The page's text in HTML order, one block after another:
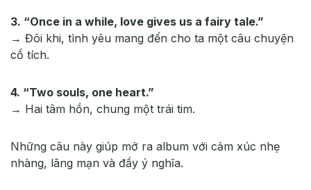
3. “Once in a while, love gives us a fairy tale.”
→ Đôi khi, tình yêu mang đến cho ta một câu chuyện
cổ tích.
4. “Two souls, one heart.”
→ Hai tâm hồn, chung một trái tim.
Những câu này giúp mở ra album với cảm xúc nhẹ
nhàng, lãng mạn và đầy ý nghĩa.